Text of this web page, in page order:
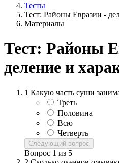
Тесты
Тест: Районы Евразии -
Материалы
Тест: Районы
деление и
1 Какую часть суши
Треть
Половина
Всю
Четверть
Следующий вопрос
Вопрос 1 из 5